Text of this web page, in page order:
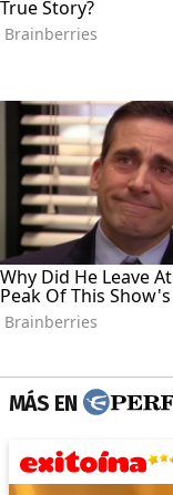
MÁS EN